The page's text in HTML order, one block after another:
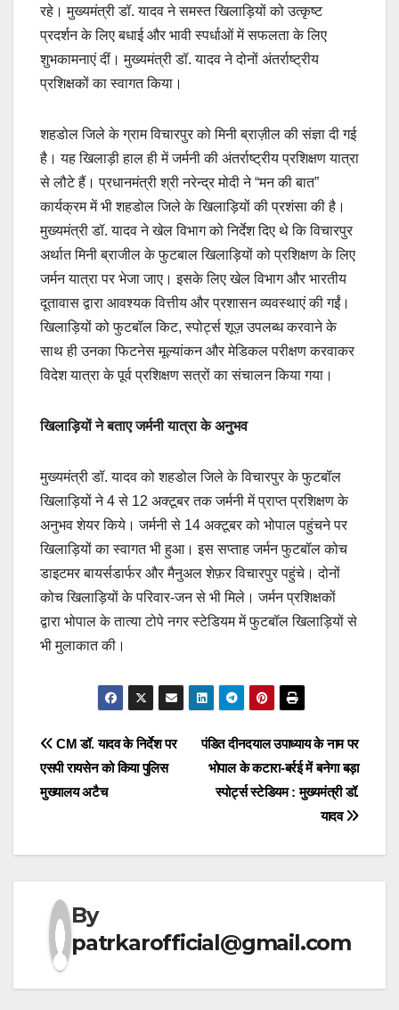
रहे। मुख्यमंत्री डॉ. यादव ने समस्त खिलाड़ियों को उत्कृष्ट
प्रदर्शन के लिए बधाई और भावी स्पर्धाओं में सफलता के लिए
शुभकामनाएं दीं। मुख्यमंत्री डॉ. यादव ने दोनों अंतर्राष्ट्रीय
प्रशिक्षकों का स्वागत किया।
शहडोल जिले के ग्राम विचारपुर को मिनी ब्राज़ील की संज्ञा दी गई
है। यह खिलाड़ी हाल ही में जर्मनी की अंतर्राष्ट्रीय प्रशिक्षण यात्रा
से लौटे हैं। प्रधानमंत्री श्री नरेन्द्र मोदी ने “मन की बात”
कार्यक्रम में भी शहडोल जिले के खिलाड़ियों की प्रशंसा की है।
मुख्यमंत्री डॉ. यादव ने खेल विभाग को निर्देश दिए थे कि विचारपुर
अर्थात मिनी ब्राजील के फुटबाल खिलाड़ियों को प्रशिक्षण के लिए
जर्मन यात्रा पर भेजा जाए। इसके लिए खेल विभाग और भारतीय
दूतावास द्वारा आवश्यक वित्तीय और प्रशासन व्यवस्थाएं की गईं।
खिलाड़ियों को फुटबॉल किट, स्पोर्ट्स शूज़ उपलब्ध करवाने के
साथ ही उनका फिटनेस मूल्यांकन और मेडिकल परीक्षण करवाकर
विदेश यात्रा के पूर्व प्रशिक्षण सत्रों का संचालन किया गया।
खिलाड़ियों ने बताए जर्मनी यात्रा के अनुभव
मुख्यमंत्री डॉ. यादव को शहडोल जिले के विचारपुर के फुटबॉल
खिलाड़ियों ने 4 से 12 अक्टूबर तक जर्मनी में प्राप्त प्रशिक्षण के
अनुभव शेयर किये। जर्मनी से 14 अक्टूबर को भोपाल पहुंचने पर
खिलाड़ियों का स्वागत भी हुआ। इस सप्ताह जर्मन फुटबॉल कोच
डाइटमर बायर्सडार्फर और मैनुअल शेफ़र विचारपुर पहुंचे। दोनों
कोच खिलाड़ियों के परिवार-जन से भी मिले। जर्मन प्रशिक्षकों
द्वारा भोपाल के तात्या टोपे नगर स्टेडियम में फुटबॉल खिलाड़ियों से
भी मुलाकात की।
Post
navigation
पंडित दीनदयाल उपाध्याय के नाम पर
भोपाल के कटारा-बर्रई में बनेगा बड़ा
स्पोर्ट्स स्टेडियम : मुख्यमंत्री डॉ.
यादव
CM डॉ. यादव के निर्देश पर
एसपी रायसेन को किया पुलिस
मुख्यालय अटैच
By
patrkarofficial@gmail.com